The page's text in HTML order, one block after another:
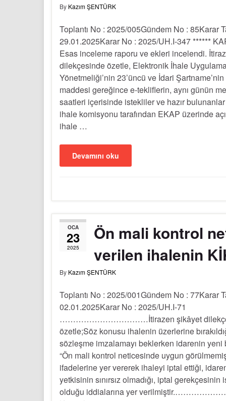
By Kazım ŞENTÜRK
Toplantı No : 2025/005Gündem No : 85Karar
29.01.2025Karar No : 2025/UH.I-347 ******
Esas inceleme raporu ve ekleri incelendi.
dilekçesinde özetle, Elektronik İhale
Yönetmeliği’nin 23’üncü ve İdari Şartname’nin
maddesi gereğince e-tekliflerin, aynı günün
saatleri içerisinde istekliler ve hazır
ihale komisyonu tarafından EKAP üzerinde
ihale …
Devamını oku
OCA
23
2025
Ön mali kontrol
verilen ihalenin
By Kazım ŞENTÜRK
Toplantı No : 2025/001Gündem No : 77Karar
02.01.2025Karar No : 2025/UH.I-71
……………………………İtirazen şikâyet
özetle;Söz konusu ihalenin üzerlerine
sözleşme imzalamayı beklerken idarenin yeni
“Ön mali kontrol neticesinde uygun
ifadelerine yer vererek ihaleyi iptal ettiği,
yetkisinin sınırsız olmadığı, iptal gerekçesinin
olduğu iddialarına yer